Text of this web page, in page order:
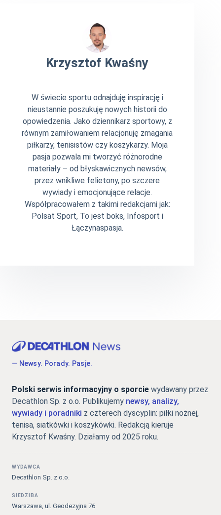
Krzysztof Kwaśny
W świecie sportu odnajduję inspirację i
nieustannie poszukuję nowych historii do
opowiedzenia. Jako dziennikarz sportowy, z
równym zamiłowaniem relacjonuję zmagania
piłkarzy, tenisistów czy koszykarzy. Moja
pasja pozwala mi tworzyć różnorodne
materiały – od błyskawicznych newsów,
przez wnikliwe felietony, po szczere
wywiady i emocjonujące relacje.
Współpracowałem z takimi redakcjami jak:
Polsat Sport, To jest boks, Infosport i
Łączynaspasja.
— Newsy. Porady. Pasje.
Polski serwis informacyjny o sporcie wydawany przez
Decathlon Sp. z o.o. Publikujemy newsy, analizy,
wywiady i poradniki z czterech dyscyplin: piłki nożnej,
tenisa, siatkówki i koszykówki. Redakcją kieruje
Krzysztof Kwaśny. Działamy od 2025 roku.
WYDAWCA
Decathlon Sp. z o.o.
SIEDZIBA
Warszawa, ul. Geodezyjna 76